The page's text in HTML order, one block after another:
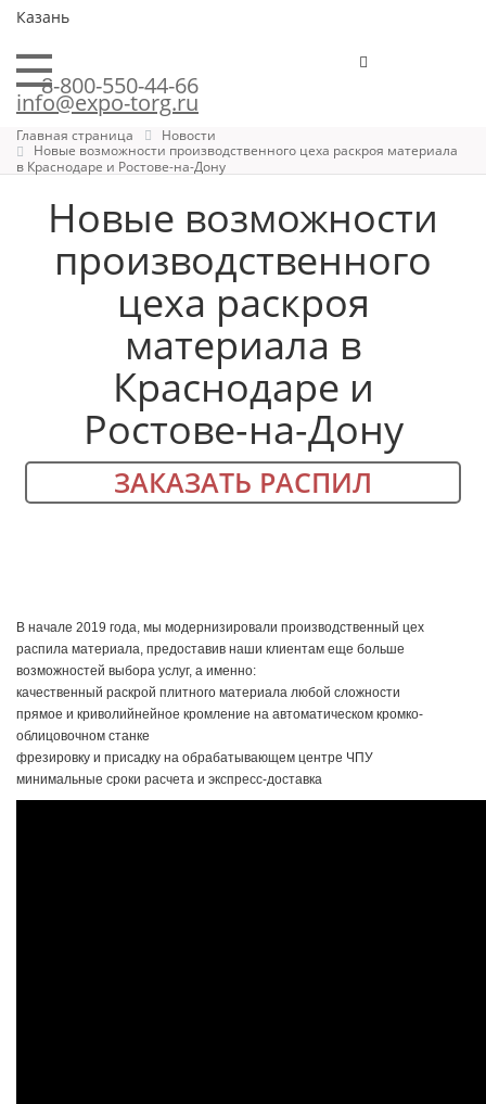
Казань
8-800-550-44-66
info@expo-torg.ru
Главная страница
Новости
Новые возможности производственного цеха раскроя материала
в Краснодаре и Ростове-на-Дону
Новые возможности
производственного
цеха раскроя
материала в
Краснодаре и
Ростове-на-Дону
ЗАКАЗАТЬ РАСПИЛ
В начале 2019 года, мы модернизировали производственный цех
распила материала, предоставив наши клиентам еще больше
возможностей выбора услуг, а именно:
качественный раскрой плитного материала любой сложности
прямое и криволийнейное кромление на автоматическом кромко-
облицовочном станке
фрезировку и присадку на обрабатывающем центре ЧПУ
минимальные сроки расчета и экспресс-доставка